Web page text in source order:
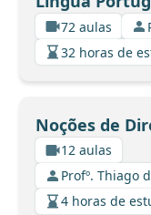
72 aulas
32 horas de
Noções de
12 aulas
Profº. Thiago
4 horas de